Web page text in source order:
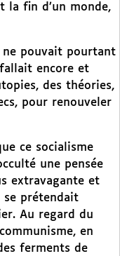
la fin d’un monde,
ne pouvait pourtant
encore et
des théories,
pour renouveler
ce socialisme
une pensée
extravagante et
prétendait
Au regard du
en
ferments de